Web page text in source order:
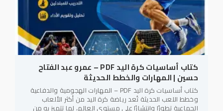
كتاب أساسيات كرة اليد PDF – عمرو عبد الفتاح
حسين | المهارات والخطط الحديثة
كتاب أساسيات كرة اليد PDF – المهارات الهجومية والدفاعية
وخطط اللعب الحديثة تُعد رياضة كرة اليد من أكثر الألعاب
الجماعية تطورًا وانتشارًا على مستوى العالم، لما تتميز به من